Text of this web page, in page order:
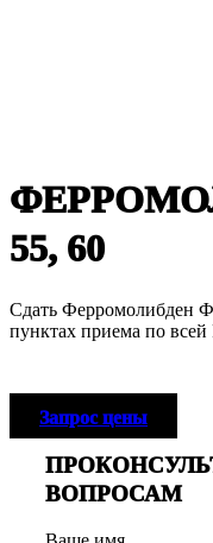
55, 60
Сдать Ферромолибден
пунктах приема по всей
Запрос цены
ВОПРОСАМ